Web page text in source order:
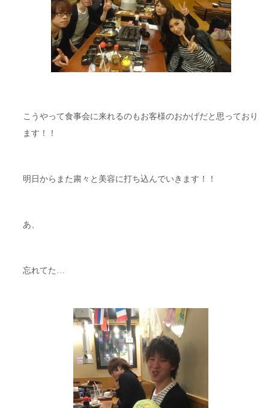
こうやって食事会に来れるのもお客様のおかげだと思っており
ます！！
明日からまた粛々と美容に打ち込んでいきます！！
あ、
忘れてた…